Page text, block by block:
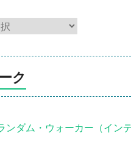
ク
ンダム・ウォーカー（イン